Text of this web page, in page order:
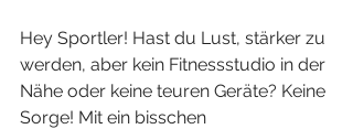
Hey Sportler! Hast du Lust, stärker zu
werden, aber kein Fitnessstudio in der
Nähe oder keine teuren Geräte? Keine
Sorge! Mit ein bisschen